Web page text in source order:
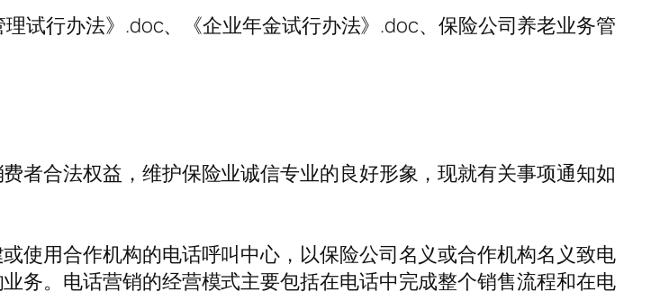
试行办法》.doc、《企业年金试行办法》.doc、保险公司养老业务管
者合法权益，维护保险业诚信专业的良好形象，现就有关事项通知如
使用合作机构的电话呼叫中心，以保险公司名义或合作机构名义致电
务。电话营销的经营模式主要包括在电话中完成整个销售流程和在电